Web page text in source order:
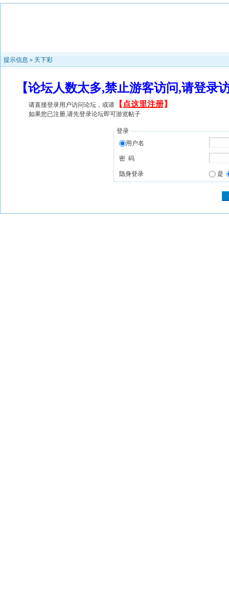
提示信息 » 天下彩
【论坛人数太多,禁止游客访问,请登
请直接登录用户访问论坛，或请 【 点这里注册】
如果您已注册,请先登录论坛即可游览帖子
登录
用户名
密 码
隐身登录 是